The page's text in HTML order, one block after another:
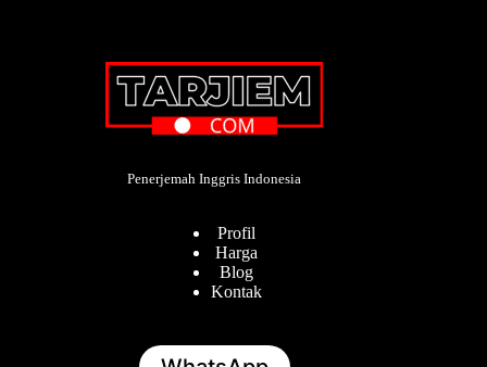
Penerjemah Inggris Indonesia
Profil
Harga
Blog
Kontak